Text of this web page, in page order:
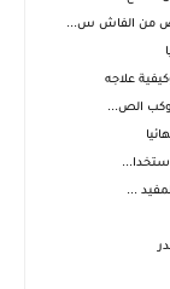
من الفاش س...
علاجه
كوكب الص...
...